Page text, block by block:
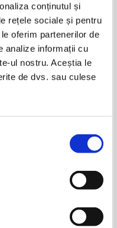
conținutul și
rețele sociale și pentru
oferim partenerilor de
analize informații cu
ul nostru. Aceștia le
de dvs. sau culese
Fritjof Capra - Momentul
adevarului. Stiinta, societate si
noua cultura
Lei
Adaugă în coș